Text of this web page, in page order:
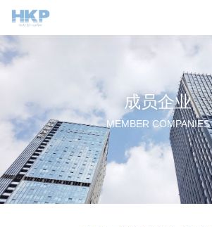
成员企业
MEMBER COMPANIES